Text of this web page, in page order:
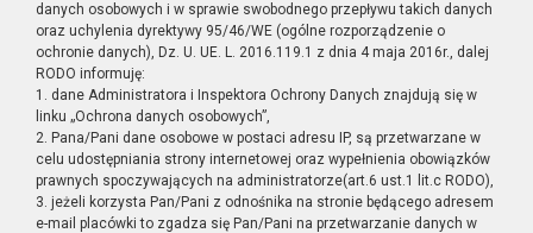
danych osobowych i w sprawie swobodnego przepływu takich danych
oraz uchylenia dyrektywy 95/46/WE (ogólne rozporządzenie o
ochronie danych), Dz. U. UE. L. 2016.119.1 z dnia 4 maja 2016r., dalej
RODO informuję:
1. dane Administratora i Inspektora Ochrony Danych znajdują się w
linku „Ochrona danych osobowych”,
2. Pana/Pani dane osobowe w postaci adresu IP, są przetwarzane w
celu udostępniania strony internetowej oraz wypełnienia obowiązków
prawnych spoczywających na administratorze(art.6 ust.1 lit.c RODO),
3. jeżeli korzysta Pan/Pani z odnośnika na stronie będącego adresem
e-mail placówki to zgadza się Pan/Pani na przetwarzanie danych w